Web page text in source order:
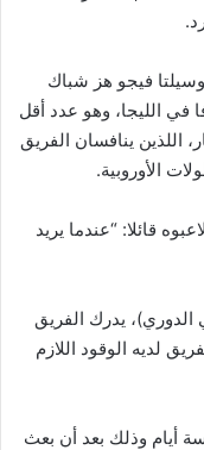
وسيلتا فيجو هز شباك
الفريق الذي استقبل مرماه 36 هدفا في الليجا، وهو عدد أقل
اللذين ينافسان الفريق
الأوروبية.
قائلا: “عندما يريد
الدوري)، يدرك الفريق
لديه الوقود اللازم
أيام وذلك بعد أن بعث